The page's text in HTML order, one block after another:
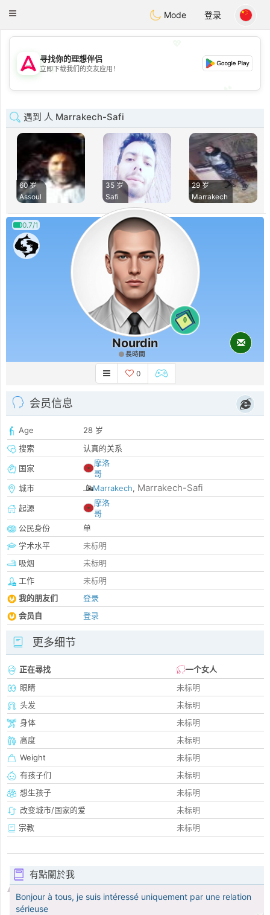
Tantôt
Toggle
Mode 登录
💖
💕
寻找你的理想伴侣
立即下载我们的交友应用！
遇到 人 Marrakech-Safi
60 岁
Assoul
35 岁
Safi
29 岁
Marrakech
0.7/1
0
Nourdin
長時間
0
会员信息
Age
28 岁
搜索
认真的关系
国家
摩洛
哥
城市
Marrakech, Marrakech-Safi
起源
摩洛
哥
公民身份
单
学术水平
未标明
吸烟
未标明
工作
未标明
我的朋友们
登录
会员自
登录
更多细节
正在尋找
一个女人
眼睛
未标明
头发
未标明
身体
未标明
高度
未标明
Weight
未标明
有孩子们
未标明
想生孩子
未标明
改变城市/国家的爱
未标明
宗教
未标明
有點關於我
Bonjour à tous, je suis intéressé uniquement par une relation
sérieuse